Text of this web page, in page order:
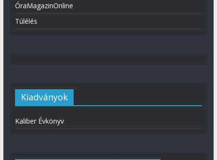
ÓraMagazinOnline
Túlélés
Kiadványok
Kaliber Évkönyv